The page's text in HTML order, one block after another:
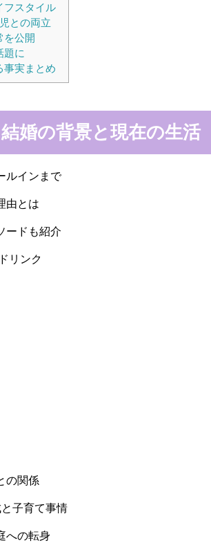
フスタイル
との両立
を公開
題に
事実まとめ
婚の背景と現在の生活
ルインまで
由とは
ードも紹介
リンク
の関係
子育て事情
への転身